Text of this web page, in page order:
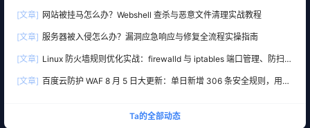
[文章] 网站被挂马怎么办？Webshell 查杀与恶意文件清理实战教程
[文章] 服务器被入侵怎么办？漏洞应急响应与修复全流程实操指南
[文章] Linux 防火墙规则优化实战：firewalld 与 iptables 端口管理、防扫描
[文章] 百度云防护 WAF 8 月 5 日大更新：单日新增 306 条安全规则，用友
Ta的全部动态